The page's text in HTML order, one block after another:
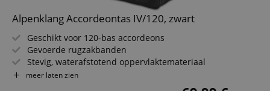
Alpenklang Accordeontas IV/120, zwart
Geschikt voor 120-bas accordeons
Gevoerde rugzakbanden
Stevig, waterafstotend oppervlaktemateriaal
10 mm dikke vulling
meer laten zien